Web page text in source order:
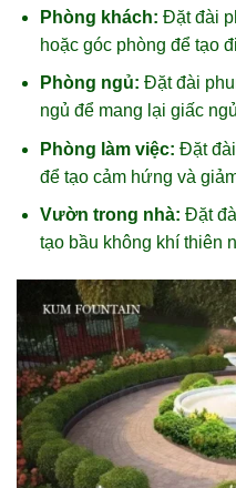
Phòng khách: Đặt đài
hoặc góc phòng để tạo
Phòng ngủ: Đặt đài
ngủ để mang lại giấc
Phòng làm việc: Đặt
để tạo cảm hứng và
Vườn trong nhà: Đặt
tạo bầu không khí thiên